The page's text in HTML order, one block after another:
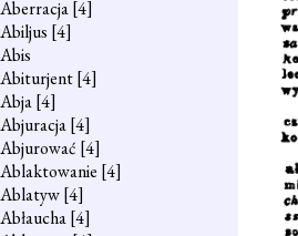
Aberracja[4]
Abiljus [4]
Abis
Abiturjent[4]
Abja[4]
Abjuracja[4]
Abjurować [4]
Ablaktowanie [4]
Ablatyw[4]
Abłaucha[4]